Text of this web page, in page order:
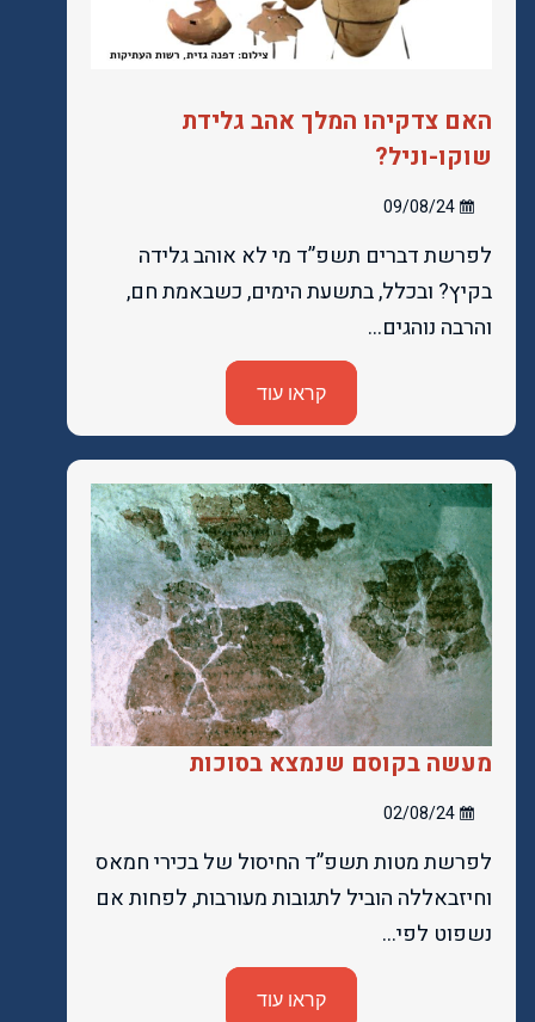
האם צדקיהו המלך אהב גלידת
שוקו-וניל?
לפרשת דברים תשפ”ד מי לא אוהב גלידה
בקיץ? ובכלל, בתשעת הימים, כשבאמת חם,
והרבה נוהגים…
קראו עוד
מעשה בקוסם שנמצא בסוכות
לפרשת מטות תשפ”ד החיסול של בכירי חמאס
וחיזבאללה הוביל לתגובות מעורבות, לפחות אם
נשפוט לפי…
קראו עוד